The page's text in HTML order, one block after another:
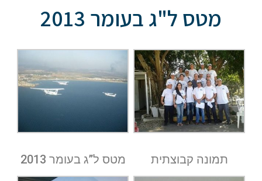
מטס ל"ג בעומר 2013
תמונה קבוצתית מטס ל”ג בעומר 2013